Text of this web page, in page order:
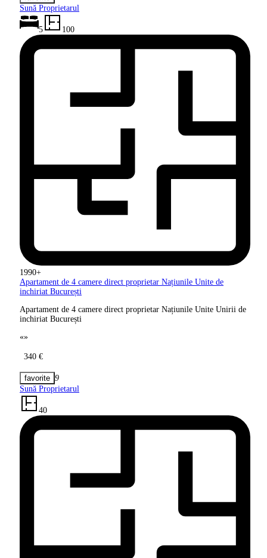
Sună Proprietarul
5 100
1990+
Apartament de 4 camere direct proprietar Națiunile Unite de
inchiriat București
Apartament de 4 camere direct proprietar Națiunile Unite Unirii de
inchiriat București
«»
340 €
9
Sună Proprietarul
40